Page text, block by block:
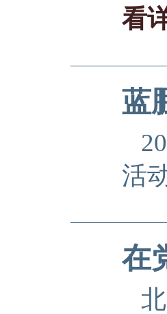
看
蓝
活
在